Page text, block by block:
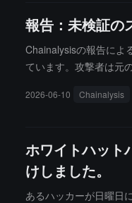
報告：未検証の
Chainalysisの報告によ
ています。攻撃者は元
ており、攻撃者は体系
2026-06-10 Chainalysis
ホワイトハット
けしました。
あるハッカーが日曜日